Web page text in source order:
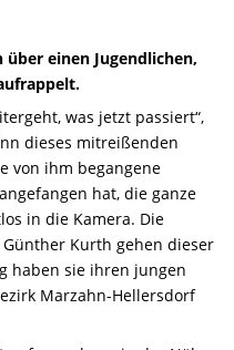
einen Jugendlichen,
was jetzt passiert“,
dieses mitreißenden
von ihm begangene
hat, die ganze
in die Kamera. Die
Kurth gehen dieser
haben sie ihren jungen
Marzahn-Hellersdorf